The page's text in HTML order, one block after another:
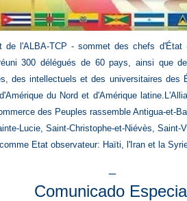
de l'ALBA-TCP - sommet des chefs
300 délégués de 60 pays, ainsi que
des intellectuels et des universitaires des
du Nord et d'Amérique
des Peuples rassemble Antigua-et-
Lucie, Saint-Christophe-et-Niévès, Saint-
Etat observateur: Haïti, l'Iran et la
Comunicado